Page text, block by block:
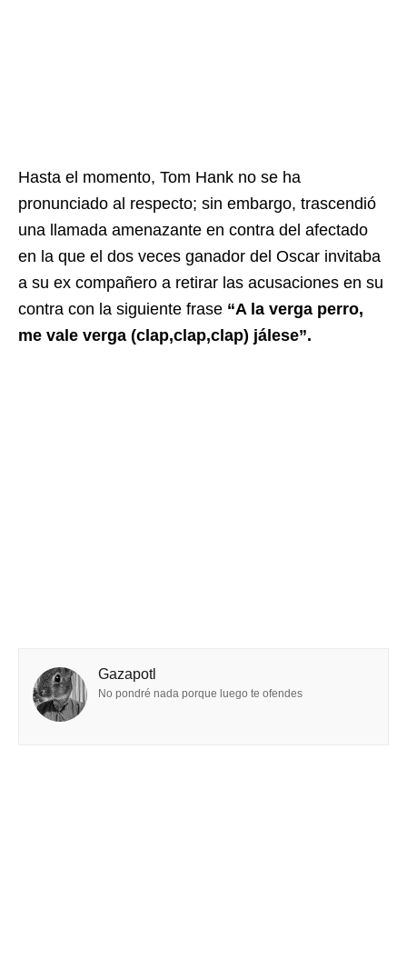
Hasta el momento, Tom Hank no se ha
pronunciado al respecto; sin embargo, trascendió
una llamada amenazante en contra del afectado
en la que el dos veces ganador del Oscar invitaba
a su ex compañero a retirar las acusaciones en su
contra con la siguiente frase “A la verga perro,
me vale verga (clap,clap,clap) jálese”.
Gazapotl
No pondré nada porque luego te ofendes